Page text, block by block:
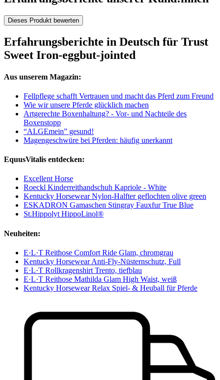
Dieses Produkt bewerten
Erfahrungsberichte in Deutsch für Trust
Sweet Iron-eggbut-jointed
Aus unserem Magazin:
Fellpflege schafft Vertrauen und macht das Pferd zum Freund
Wie wir unsere Pferde glücklich machen
Artgerechte Boxenhaltung? - Vor- und Nachteile des
Boxenstopp
“ALGEmein” gesund!
Magengeschwüre bei Pferden: häufig unerkannt
EquusVitalis entdecken:
Excellent Horse
Roeckl Kinderreithandschuh Kapriole - White
Kentucky Horsewear Nylon-Halfter geflochten olive green
ESKADRON Gamaschen Stingray Fauxfur True Blue
St.Hippolyt HippoLinol®
Neuheiten:
E·L·T Reithose Comfort Ride Glam, chromgrau
Kentucky Horsewear Anti-Fly-Nüsternschutz, Full
E·L·T Rollkragenshirt Trento, tiefblau
E·L·T Reithose Mathilda Glam High Waist, weiß
Kentucky Horsewear Relax Spiel- & Heuball für Pferde